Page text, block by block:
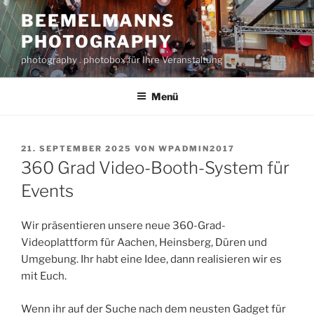
Zum
Inhalt
springen
BEEMELMANNS
PHOTOGRAPHY
photography . photobox für Ihre Veranstaltung
Menü
VERÖFFENTLICHT
AM
21. SEPTEMBER 2025 VON WPADMIN2017
360 Grad Video-Booth-System für
Events
Wir präsentieren unsere neue 360-Grad-
Videoplattform für Aachen, Heinsberg, Düren und
Umgebung. Ihr habt eine Idee, dann realisieren wir es
mit Euch.
Wenn ihr auf der Suche nach dem neusten Gadget für